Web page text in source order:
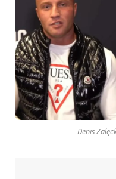
Denis